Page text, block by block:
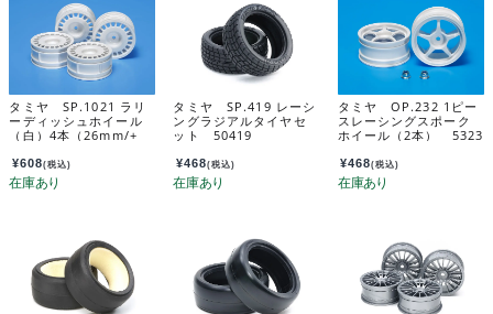
タミヤ SP.1021 ラリ
ーディッシュホイール
（白）4本（26mm/+
¥608(税込)
タミヤ SP.419 レーシ
ングラジアルタイヤセ
ット 50419
¥468(税込)
タミヤ OP.232 1ピー
スレーシングスポーク
ホイール（2本） 5323
¥468(税込)